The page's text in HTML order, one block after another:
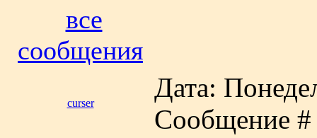
все
сообщения
curser
Дата:
Сообщение